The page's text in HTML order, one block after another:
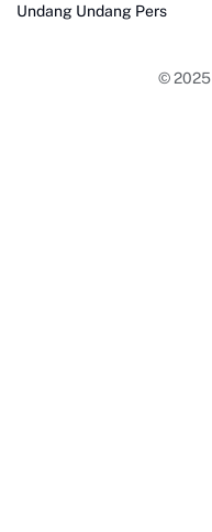
Undang Undang Pers
© 2025